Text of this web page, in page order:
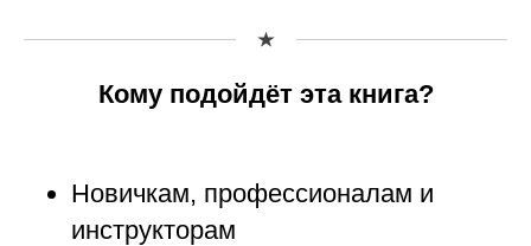
Кому подойдёт эта книга?
Новичкам, профессионалам и
инструкторам